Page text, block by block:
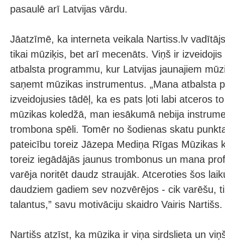
pasaulē arī Latvijas vārdu.
Jāatzīmē, ka interneta veikala Nartiss.lv
tikai mūziķis, bet arī mecenāts. Viņš ir
atbalsta programmu, kur Latvijas jaunajiem
saņemt mūzikas instrumentus. „Mana atbalsta
izveidojusies tādēļ, ka es pats ļoti labi atceros
mūzikas koledžā, man iesākumā nebija
trombona spēli. Tomēr no šodienas skatu
pateicību toreiz Jāzepa Mediņa Rīgas Mūzikas
toreiz iegādājās jaunus trombonus un mana
varēja noritēt daudz straujāk. Atceroties šos
daudziem gadiem sev nozvērējos - cik varēšu,
talantus,” savu motivāciju skaidro Vairis Nartišs.
Nartišs atzīst, ka mūzika ir viņa sirdslieta un